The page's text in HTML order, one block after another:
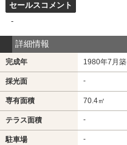
セールスコメント
-
詳細情報
完成年 1980年7月築
採光面 -
専有面積 70.4㎡
テラス面積 -
駐車場 -